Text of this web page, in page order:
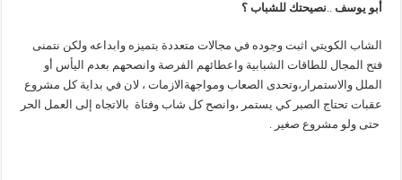
أبو يوسف ..نصيحتك للشباب ؟
الشاب الكويتي اثبت وجوده في مجالات متعددة بتميزه وابداعه ولكن نتمنى
فتح المجال للطاقات الشبابية واعطائهم الفرصة وانصحهم بعدم اليأس أو
الملل والاستمرار،وتحدى الصعاب ومواجهةالازمات ، لان في بداية كل مشروع
عقبات تحتاج الصبر كي يستمر ،وانصح كل شاب وفتاة بالاتجاه إلى العمل الحر
حتى ولو مشروع صغير .